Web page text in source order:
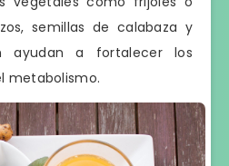
semillas de calabaza y
ayudan a fortalecer los
metabolismo.